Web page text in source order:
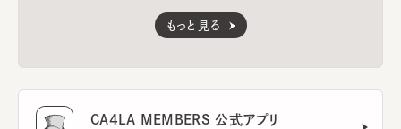
もっと見る
CA4LA MEMBERS 公式アプリ